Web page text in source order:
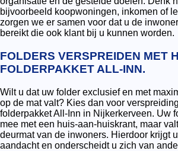
bijvoorbeeld koopwoningen, inkomen of
zorgen we er samen voor dat u de
bereikt die ook klant bij u kunnen worden.
FOLDERS VERSPREIDEN MET
FOLDERPAKKET ALL-INN.
Wilt u dat uw folder exclusief en met
op de mat valt? Kies dan voor
folderpakket All-Inn in Nijkerkerveen. Uw
mee met een huis-aan-huiskrant, maar
deurmat van de inwoners. Hierdoor krijgt
aandacht en onderscheidt u zich van